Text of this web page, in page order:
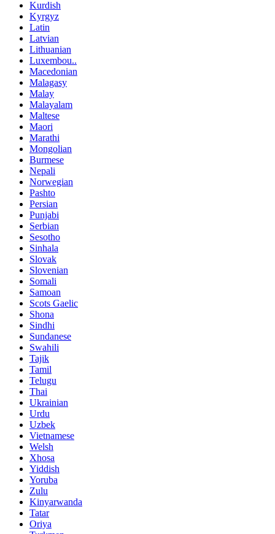
Kurdish
Kyrgyz
Latin
Latvian
Lithuanian
Luxembou..
Macedonian
Malagasy
Malay
Malayalam
Maltese
Maori
Marathi
Mongolian
Burmese
Nepali
Norwegian
Pashto
Persian
Punjabi
Serbian
Sesotho
Sinhala
Slovak
Slovenian
Somali
Samoan
Scots Gaelic
Shona
Sindhi
Sundanese
Swahili
Tajik
Tamil
Telugu
Thai
Ukrainian
Urdu
Uzbek
Vietnamese
Welsh
Xhosa
Yiddish
Yoruba
Zulu
Kinyarwanda
Tatar
Oriya